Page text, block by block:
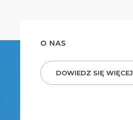
O NAS
DOWIEDZ SIĘ WIĘCEJ